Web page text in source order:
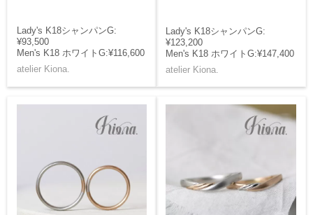
Lady's K18シャンパンG:
¥93,500
Men's K18 ホワイトG:¥116,600
atelier Kiona.
Lady's K18シャンパンG:
¥123,200
Men's K18 ホワイトG:¥147,400
atelier Kiona.